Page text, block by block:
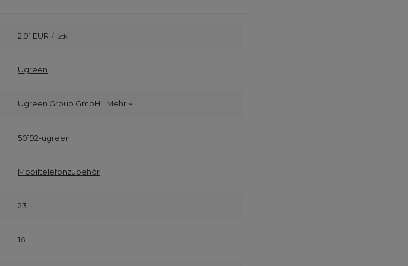
2,91 EUR / Stk
Ugreen
Ugreen Group GmbH Mehr
50192-ugreen
Mobiltelefonzubehör
23
16